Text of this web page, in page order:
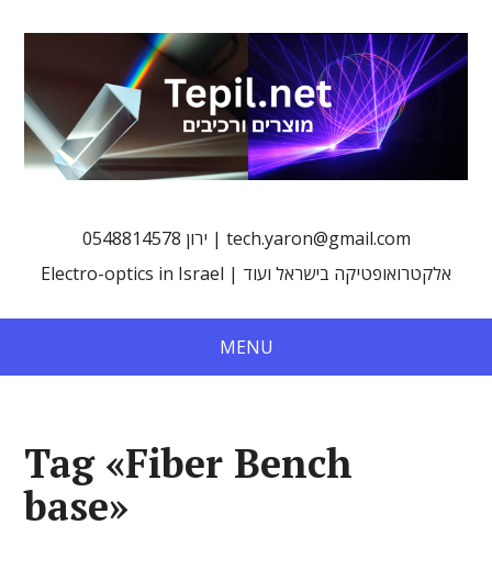
0548814578 ירון | tech.yaron@gmail.com
Electro-optics in Israel | אלקטרואופטיקה בישראל ועוד
MENU
Tag «Fiber Bench
base»